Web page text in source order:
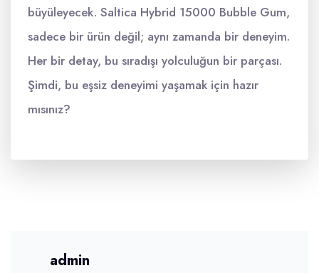
büyüleyecek. Saltica Hybrid 15000 Bubble Gum,
sadece bir ürün değil; aynı zamanda bir deneyim.
Her bir detay, bu sıradışı yolculuğun bir parçası.
Şimdi, bu eşsiz deneyimi yaşamak için hazır
mısınız?
admin